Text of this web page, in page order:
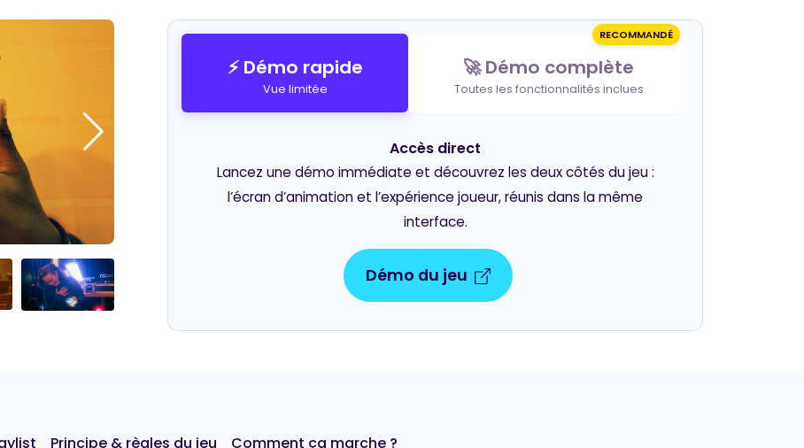
⚡ Démo rapide
Vue limitée
RECOMMANDÉ
🚀 Démo complète
Toutes les fonctionnalités inclues
Accès direct
Lancez une démo immédiate et découvrez les deux côtés du jeu :
l’écran d’animation et l’expérience joueur, réunis dans la même
interface.
Démo du jeu
Principe & règles du jeu Comment ça marche ?